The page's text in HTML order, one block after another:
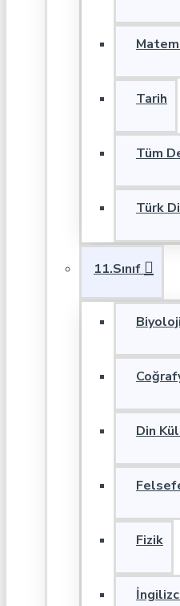
Tarih
Tüm
Türk
11.Sınıf
Biyoloji
Din
Fizik